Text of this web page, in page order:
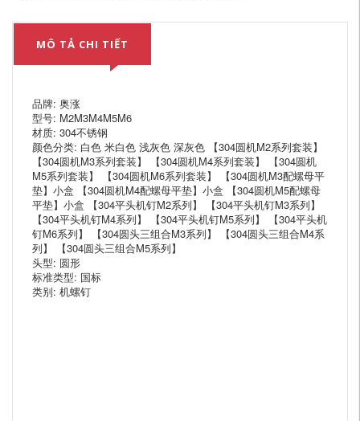
MÔ TẢ CHI TIẾT
品牌: 奥涨
型号: M2M3M4M5M6
材质: 304不锈钢
颜色分类: 白色 米白色 浅灰色 深灰色 【304圆机M2系列套装】
【304圆机M3系列套装】 【304圆机M4系列套装】 【304圆机
M5系列套装】 【304圆机M6系列套装】 【304圆机M3配螺母平
垫】小盒 【304圆机M4配螺母平垫】小盒 【304圆机M5配螺母
平垫】小盒 【304平头机钉M2系列】 【304平头机钉M3系列】
【304平头机钉M4系列】 【304平头机钉M5系列】 【304平头机
钉M6系列】 【304圆头三组合M3系列】 【304圆头三组合M4系
列】 【304圆头三组合M5系列】
头型: 圆形
标准类型: 国标
类别: 机螺钉